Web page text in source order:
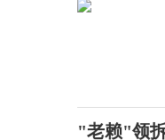
"老赖"领